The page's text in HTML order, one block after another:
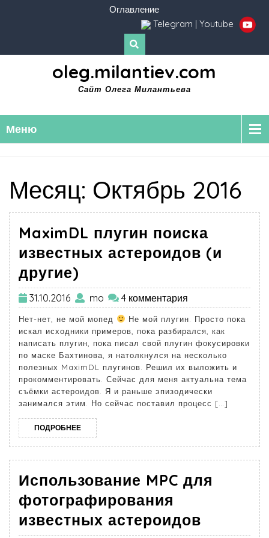
Оглавление
Telegram | Youtube
oleg.milantiev.com
Сайт Олега Милантьева
Меню
Месяц: Октябрь 2016
MaximDL плугин поиска
известных астероидов (и
другие)
31.10.2016 mo 4 комментария
Нет-нет, не мой мопед
Не мой плугин. Просто пока
искал исходники примеров, пока разбирался, как
написать плугин, пока писал свой плугин фокусировки
по маске Бахтинова, я натолкнулся на несколько
полезных MaximDL плугинов. Решил их выложить и
прокомментировать. Сейчас для меня актуальна тема
съёмки астероидов. Я и раньше эпизодически
занимался этим. Но сейчас поставил процесс […]
ПОДРОБНЕЕ
Использование MPC для
фотографирования
известных астероидов